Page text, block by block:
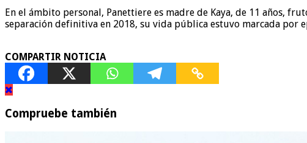
En el ámbito personal, Panettiere es madre de Kaya, de 11 años,
separación definitiva en 2018, su vida pública estuvo marcada por
COMPARTIR NOTICIA
Compruebe también